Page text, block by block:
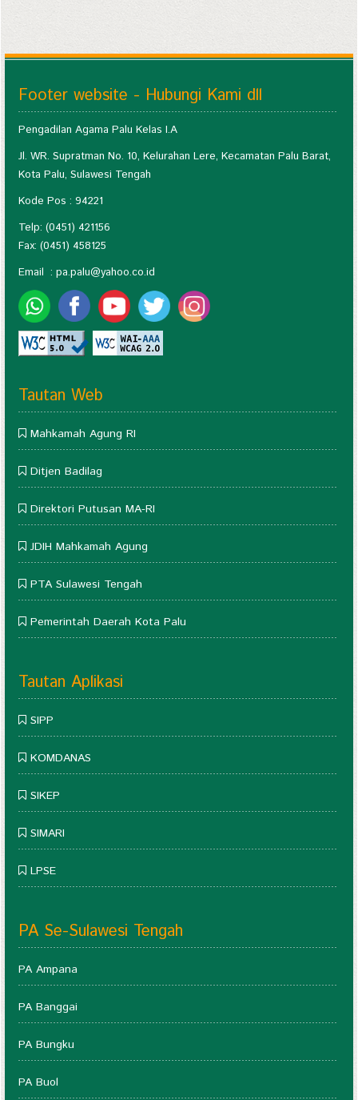
Footer website - Hubungi Kami dll
Pengadilan Agama Palu Kelas I.A
Jl. WR. Supratman No. 10, Kelurahan Lere, Kecamatan Palu Barat,
Kota Palu, Sulawesi Tengah
Kode Pos : 94221
Telp: (0451) 421156
Fax: (0451) 458125
Email : pa.palu@yahoo.co.id
Tautan Web
Mahkamah Agung RI
Ditjen Badilag
Direktori Putusan MA-RI
JDIH Mahkamah Agung
PTA Sulawesi Tengah
Pemerintah Daerah Kota Palu
Tautan Aplikasi
SIPP
KOMDANAS
SIKEP
SIMARI
LPSE
PA Se-Sulawesi Tengah
PA Ampana
PA Banggai
PA Bungku
PA Buol